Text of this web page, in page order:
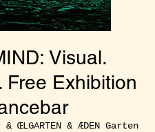
Visual.
Free Exhibition
& ŒLGARTEN & ÆDEN Garten